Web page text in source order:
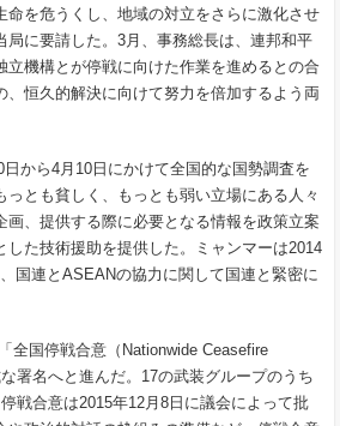
命を危うくし、地域の対立をさらに激化させ
局に要請した。3月、事務総長は、連邦和平
立機構とが停戦に向けた作業を進めるとの合
、恒久的解決に向けて努力を倍加するよう両
日から4月10日にかけて全国的な国勢調査を
っとも貧しく、もっとも弱い立場にある人々
画、提供する際に必要となる情報を政策立案
した技術援助を提供した。ミャンマーは2014
国連とASEANの協力に関して国連と緊密に
全国停戦合意（Nationwide Ceasefire
署名へと進んだ。17の武装グループのうち
戦合意は2015年12月8日に議会によって批